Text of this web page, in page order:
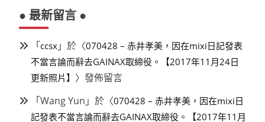
● 最新留言 ●
「ccsx 」於〈070428 – 赤井孝美，因在mixi日記發表
不當言論而辭去GAINAX取締役。【2017年11月24日
更新照片】 〉發佈留言
「Wang Yun 」於〈070428 – 赤井孝美，因在mixi日
記發表不當言論而辭去GAINAX取締役。【2017年11月